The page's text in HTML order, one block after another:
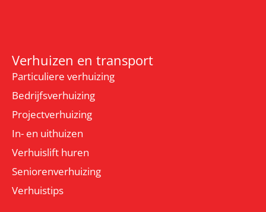
Verhuizen en transport
Particuliere verhuizing
Bedrijfsverhuizing
Projectverhuizing
In- en uithuizen
Verhuislift huren
Seniorenverhuizing
Verhuistips